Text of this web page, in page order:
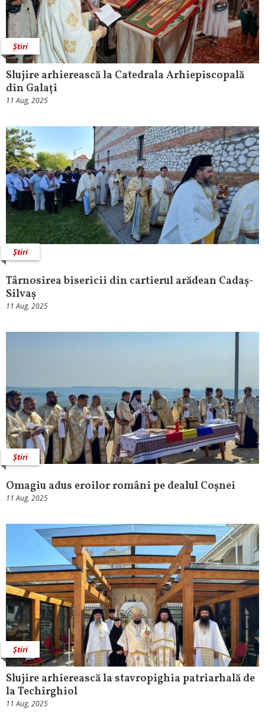
Știri
Slujire arhierească la Catedrala Arhiepiscopală
din Galați
11 Aug, 2025
Știri
Târnosirea bisericii din cartierul arădean Cadaș-
Silvaș
11 Aug, 2025
Știri
Omagiu adus eroilor români pe dealul Coșnei
11 Aug, 2025
Știri
Slujire arhierească la stavropighia patriarhală de
la Techirghiol
11 Aug, 2025